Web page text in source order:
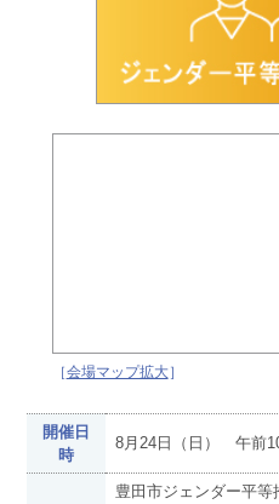
［会場マップ拡大］
開催日
時
8月24日（日） 午前
豊田市ジェンダー平